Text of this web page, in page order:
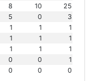
8 10
25
5 0
3
1 1
1
1 1
1
1 1
1
0 0
1
0 0 0